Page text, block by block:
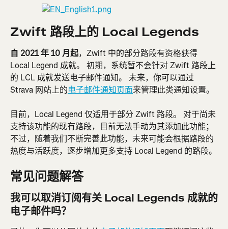
Zwift 路段上的 Local Legends
自 2021 年 10 月起，Zwift 中的部分路段有资格获得
Local Legend 成就。 初期，系统暂​​不会针对 Zwift 路段上
的 LCL 成就发送电子邮件通知。 未来，你可以通过
Strava 网站上的电子邮件通知页面来管理此类通知设置。
目前，Local Legend 仅适用于部分 Zwift 路段。 对于尚未
支持该功能的现有路段，目前无法手动为其添加此功能；
不过，随着我们不断完善此功能，未来可能会根据路段的
热度与活跃度，逐步增加更多支持 Local Legend 的路段。
常见问题解答
我可以取消订阅有关 Local Legends 成就的
电子邮件吗？